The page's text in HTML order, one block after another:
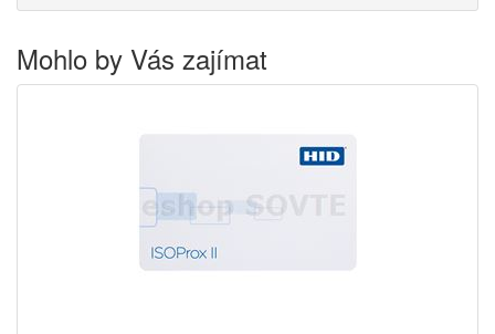
Mohlo by Vás zajímat